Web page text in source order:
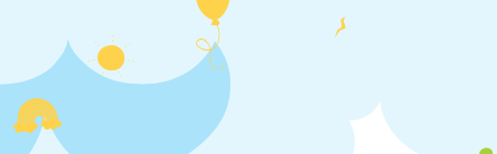
F
E
A D